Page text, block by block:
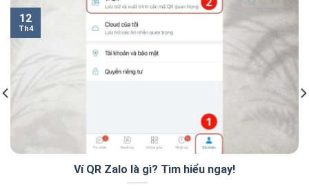
Ví QR Zalo là gì? Tìm hiểu ngay!
12
Th4